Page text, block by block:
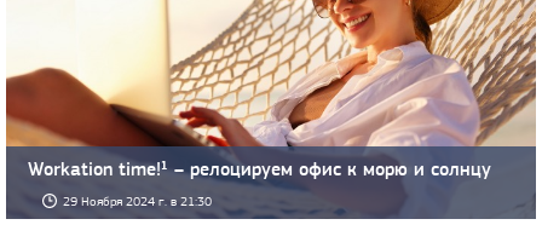
Workation time!¹ – релоцируем офис к морю и солнцу
29 Ноября 2024 г. в 21:30